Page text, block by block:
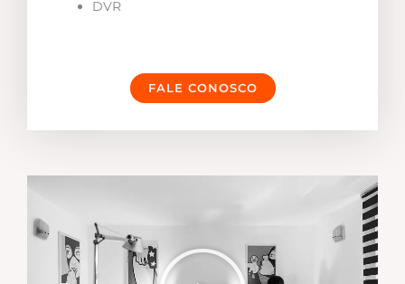
DVR
FALE CONOSCO